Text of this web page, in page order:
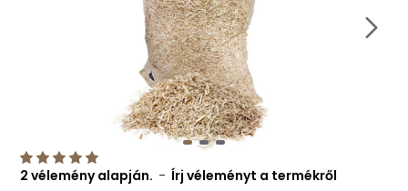
2 vélemény alapján. - Írj véleményt a termékről